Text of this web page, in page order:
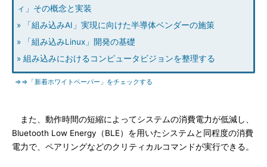
ィ」その概念と実装
» 「組み込みAI」実現に向けた半導体ベンダーの施策
» 「組み込みLinux」開発の基礎
» 組み込みにおけるコンピュータビジョンを整理する
⇒⇒「新着ホワイトペーパー」をチェックする
また、動作時間の短縮によってシステムの消費電力が低減し、
Bluetooth Low Energy（BLE）を用いたシステムと同程度の消費
電力で、ペアリングなどのクリティカルコマンドが実行できる。